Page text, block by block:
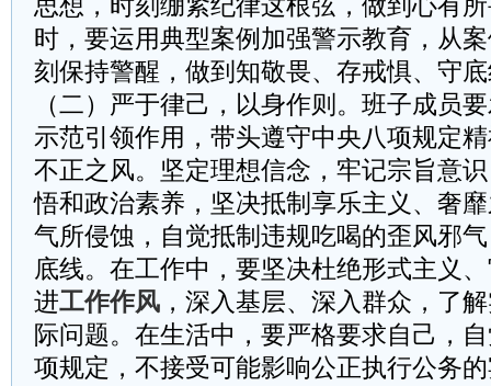
思想，时刻绷紧纪律这根弦，做到心有
时，要运用典型案例加强警示教育，从
刻保持警醒，做到知敬畏、存戒惧、守
（二）严于律己，以身作则。班子成员
示范引领作用，带头遵守中央八项规定
不正之风。坚定理想信念，牢记宗旨意
悟和政治素养，坚决抵制享乐主义、奢
气所侵蚀，自觉抵制违规吃喝的歪风邪
底线。在工作中，要坚决杜绝形式主义
进工作作风 ，深入基层、深入群众，了
际问题。在生活中，要严格要求自己，
项规定，不接受可能影响公正执行公务